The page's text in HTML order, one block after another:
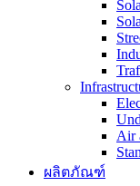
Air
ผลิตภัณฑ์